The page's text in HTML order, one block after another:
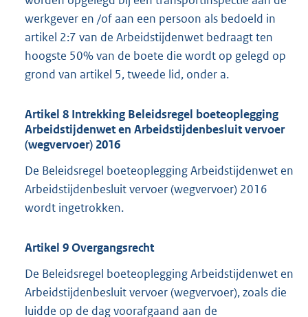
werkgever en /of aan een persoon als bedoeld in
artikel 2:7 van de Arbeidstijdenwet bedraagt ten
hoogste 50% van de boete die wordt op gelegd op
grond van artikel 5, tweede lid, onder a.
Artikel 8 Intrekking Beleidsregel boeteoplegging
Arbeidstijdenwet en Arbeidstijdenbesluit vervoer
(wegvervoer) 2016
De Beleidsregel boeteoplegging Arbeidstijdenwet en
Arbeidstijdenbesluit vervoer (wegvervoer) 2016
wordt ingetrokken.
Artikel 9 Overgangsrecht
De Beleidsregel boeteoplegging Arbeidstijdenwet en
Arbeidstijdenbesluit vervoer (wegvervoer), zoals die
luidde op de dag voorafgaand aan de